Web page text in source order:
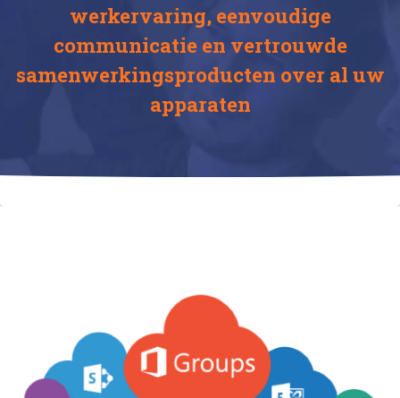
werkervaring, eenvoudige
communicatie en vertrouwde
samenwerkingsproducten over al uw
apparaten